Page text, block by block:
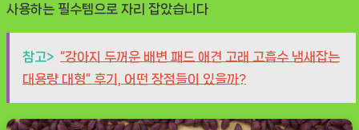
사용하는 필수템으로 자리 잡았습니다
참고> “강아지 두꺼운 배변 패드 애견 고래 고흡수 냄새잡는
대용량 대형” 후기, 어떤 장점들이 있을까?